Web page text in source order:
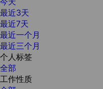
最近3天
最近7天
最近一个月
最近三个月
个人标签
全部
工作性质